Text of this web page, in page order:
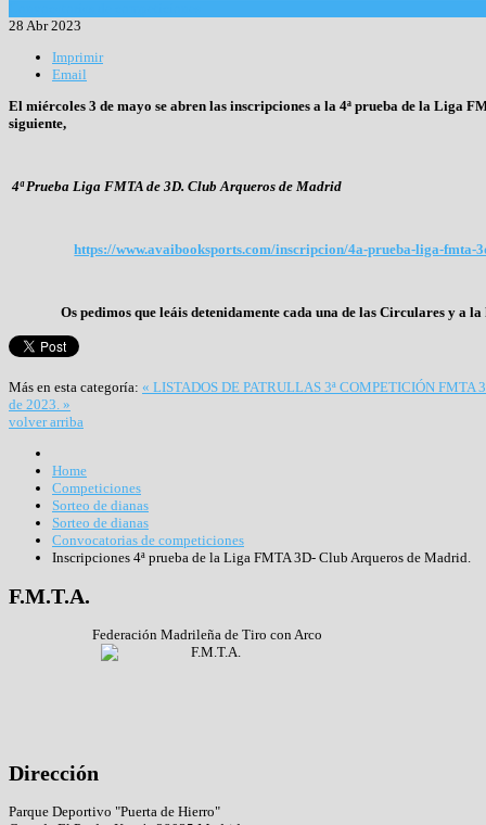
28 Abr 2023
Imprimir
Email
El miércoles 3 de mayo se abren las inscripciones a la 4ª prueba de la Liga
siguiente,
4ª Prueba Liga FMTA de 3D. Club Arqueros de Madrid
https://www.avaibooksports.com/inscripcion/4a-prueba-liga-fmta-
Os pedimos que leáis detenidamente cada una de las Circulares y a la
Más en esta categoría: « LISTADOS DE PATRULLAS 3ª COMPETICIÓN FMTA
de 2023. »
volver arriba
Home
Competiciones
Sorteo de dianas
Sorteo de dianas
Convocatorias de competiciones
Inscripciones 4ª prueba de la Liga FMTA 3D- Club Arqueros de Madrid.
F.M.T.A.
Federación Madrileña de Tiro con Arco
Dirección
Parque Deportivo "Puerta de Hierro"